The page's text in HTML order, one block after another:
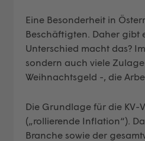
Eine Besonderheit in
Beschäftigten. Daher gibt
Unterschied macht das?
sondern auch viele
Weihnachtsgeld -, die
Die Grundlage für die
(„rollierende Inflation“).
Branche sowie der